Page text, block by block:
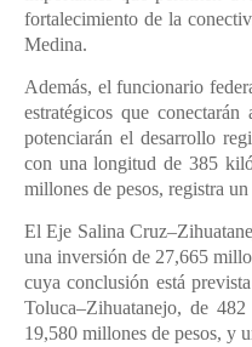
fortalecimiento de la
Medina.
Además, el funcionario
estratégicos que
potenciarán el desarrollo
con una longitud de 385
millones de pesos, registra
El Eje Salina
una inversión de 27,665
cuya conclusión está
Toluca–Zihuatanejo, de
19,580 millones de pesos, y